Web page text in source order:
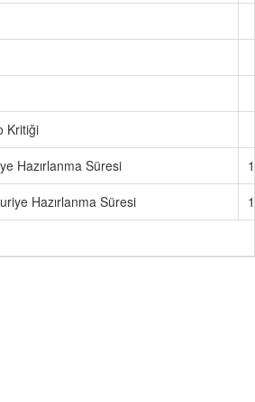
Kritiği
Hazırlanma Süresi
1
Hazırlanma Süresi
1